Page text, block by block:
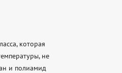
которая
не
и полиамид